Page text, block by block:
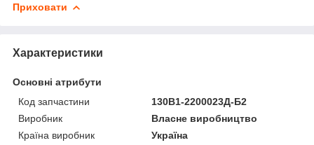
Приховати
Характеристики
Основні атрибути
Код запчастини
130В1-2200023Д-Б2
Виробник
Власне виробництво
Країна виробник
Україна